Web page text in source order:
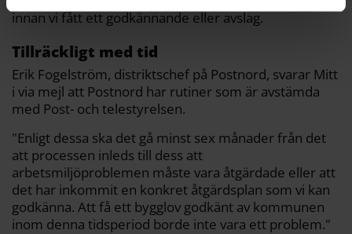
innan vi fått ett godkännande eller avslag.
Tillräckligt med tid
Erik Fogelström, distriktschef på Postnord, svarar Mitt
i via mejl att Postnord har rutiner som är avstämda
med Post- och telestyrelsen.
"Enligt dessa ska det gå minst sex månader från det
att processen inleds till dess att
arbetsmiljöproblemen måste vara åtgärdade eller att
det har inkommit en konkret åtgärdsplan som vi kan
godkänna. Att få ett bygglov godkänt av kommunen
inom denna tidsperiod borde inte vara ett problem."